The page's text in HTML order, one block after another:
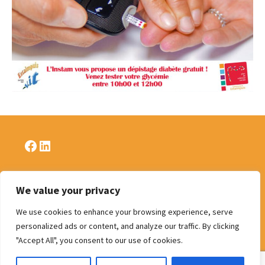
We value your privacy
We use cookies to enhance your browsing experience, serve
personalized ads or content, and analyze our traffic. By clicking
"Accept All", you consent to our use of cookies.
Facebook
LinkedIn